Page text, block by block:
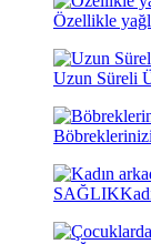
Özellikle
Uzun Süreli
SAĞLIK